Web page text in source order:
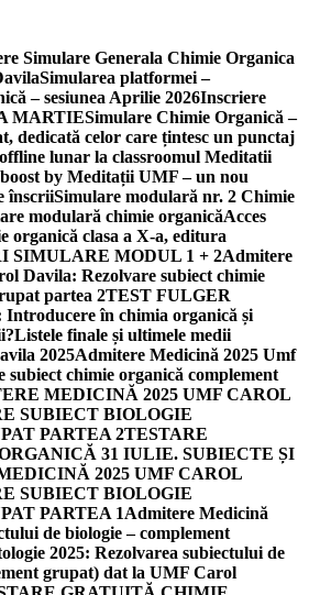
Simulare Generala Chimie Organica
Simularea platformei –
– sesiunea Aprilie 2026Inscriere
MARTIESimulare Chimie Organică –
dedicată celor care țintesc un punctaj
lunar la classroomul Meditatii
by Meditații UMF – un nou
înscriiSimulare modulară nr. 2 Chimie
modulară chimie organicăAcces
organică clasa a X-a, editura
SIMULARE MODUL 1 + 2Admitere
Davila: Rezolvare subiect chimie
partea 2TEST FULGER
în chimia organică și
Listele finale și ultimele medii
2025Admitere Medicină 2025 Umf
chimie organică complement
MEDICINĂ 2025 UMF CAROL
SUBIECT BIOLOGIE
PARTEA 2TESTARE
31 IULIE. SUBIECTE ȘI
2025 UMF CAROL
SUBIECT BIOLOGIE
PARTEA 1Admitere Medicină
de biologie – complement
2025: Rezolvarea subiectului de
grupat) dat la UMF Carol